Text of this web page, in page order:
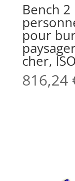
Bench 2
pour
cher,
816,24